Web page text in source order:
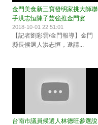
金門美食新三寶發明家挑大師聯
手洪志恒陳子芸強推金門宴
2018-10-01 22:51:01
【記者劉彩雲/金門報導】金門
縣長候選人洪志恒，邀請...
台南市議員候選人林德旺參選說